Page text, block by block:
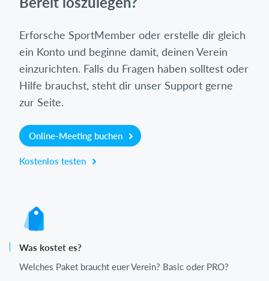
Erforsche SportMember oder erstelle dir gleich
ein Konto und beginne damit, deinen Verein
einzurichten. Falls du Fragen haben solltest oder
Hilfe brauchst, steht dir unser Support gerne
zur Seite.
Online-Meeting buchen
Kostenlos testen
Was kostet es?
Welches Paket braucht euer Verein? Basic oder PRO?